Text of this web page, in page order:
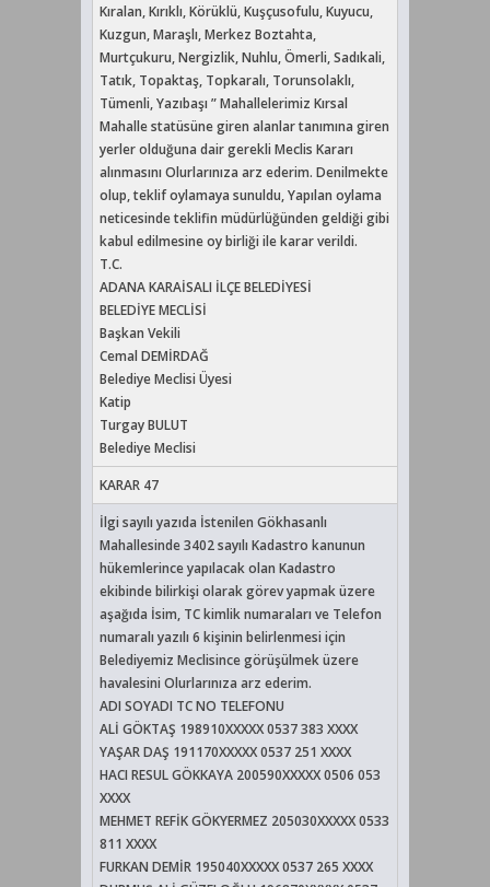
Kıralan, Kırıklı, Körüklü, Kuşçusofulu, Kuyucu,
Kuzgun, Maraşlı, Merkez Boztahta,
Murtçukuru, Nergizlik, Nuhlu, Ömerli, Sadıkali,
Tatık, Topaktaş, Topkaralı, Torunsolaklı,
Tümenli, Yazıbaşı ” Mahallelerimiz Kırsal
Mahalle statüsüne giren alanlar tanımına giren
yerler olduğuna dair gerekli Meclis Kararı
alınmasını Olurlarınıza arz ederim. Denilmekte
olup, teklif oylamaya sunuldu, Yapılan oylama
neticesinde teklifin müdürlüğünden geldiği gibi
kabul edilmesine oy birliği ile karar verildi.
T.C.
ADANA KARAİSALI İLÇE BELEDİYESİ
BELEDİYE MECLİSİ
Başkan Vekili
Cemal DEMİRDAĞ
Belediye Meclisi Üyesi
Katip
Turgay BULUT
Belediye Meclisi
KARAR 47
İlgi sayılı yazıda İstenilen Gökhasanlı
Mahallesinde 3402 sayılı Kadastro kanunun
hükemlerince yapılacak olan Kadastro
ekibinde bilirkişi olarak görev yapmak üzere
aşağıda İsim, TC kimlik numaraları ve Telefon
numaralı yazılı 6 kişinin belirlenmesi için
Belediyemiz Meclisince görüşülmek üzere
havalesini Olurlarınıza arz ederim.
ADI SOYADI TC NO TELEFONU
ALİ GÖKTAŞ 198910XXXXX 0537 383 XXXX
YAŞAR DAŞ 191170XXXXX 0537 251 XXXX
HACI RESUL GÖKKAYA 200590XXXXX 0506 053
XXXX
MEHMET REFİK GÖKYERMEZ 205030XXXXX 0533
811 XXXX
FURKAN DEMİR 195040XXXXX 0537 265 XXXX